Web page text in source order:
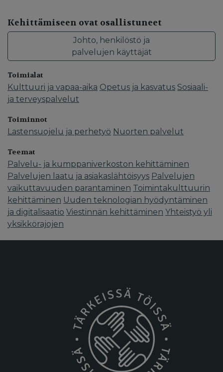
Kehittämiseen ovat osallistuneet
Johto, henkilöstö ja
palvelujen käyttäjät
Toimialat
Kulttuuri ja vapaa-aika Opetus ja kasvatus Sosiaali-
ja terveyspalvelut
Toiminnot
Lastensuojelu ja perhetyö Nuorten palvelut
Teemat
Palvelu- ja kumppaniverkoston kehittäminen
Palvelujen laatu ja asiakaslähtöisyys Palvelujen
vaikuttavuuden parantaminen Toimintakulttuurin
kehittäminen Uuden teknologian hyödyntäminen
ja digitalisaatio Viestinnän kehittäminen Yhteistyö yli
yksikkörajojen